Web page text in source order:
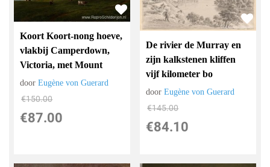
Koort Koort-nong hoeve,
vlakbij Camperdown,
Victoria, met Mount
doorEugène von Guerard
€150.00
€87.00
De rivier de Murray en
zijn kalkstenen kliffen
vijf kilometer bo
doorEugène von Guerard
€145.00
€84.10